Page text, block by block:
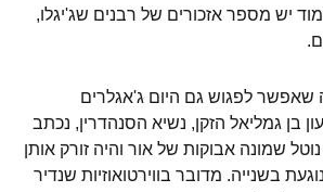
יש מספר אזכורים של רבנים שג'יגלו,
שאפשר לפגוש גם היום ג'אגלרים
בן גמליאל הזקן, נשיא הסנהדרין, נכתב
שמונה אבוקות של אור והיה זורק אותן
בשנייה. מדובר בווירטואוזיות שנדיר